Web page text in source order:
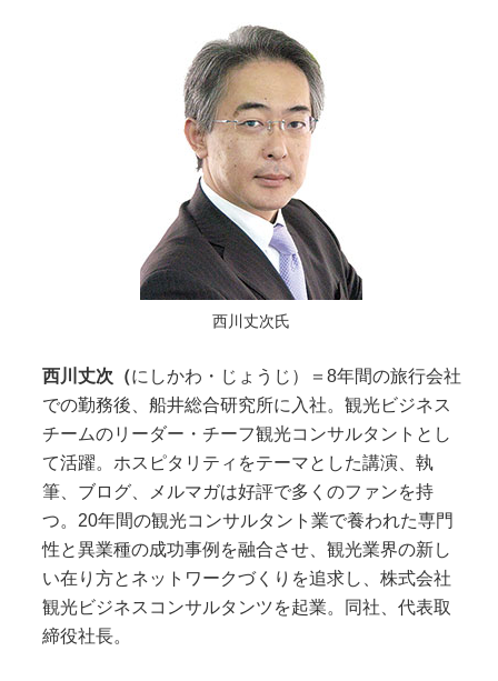
西川丈次氏
西川丈次（にしかわ・じょうじ）＝8年間の旅行会社
での勤務後、船井総合研究所に入社。観光ビジネス
チームのリーダー・チーフ観光コンサルタントとし
て活躍。ホスピタリティをテーマとした講演、執
筆、ブログ、メルマガは好評で多くのファンを持
つ。20年間の観光コンサルタント業で養われた専門
性と異業種の成功事例を融合させ、観光業界の新し
い在り方とネットワークづくりを追求し、株式会社
観光ビジネスコンサルタンツを起業。同社、代表取
締役社長。